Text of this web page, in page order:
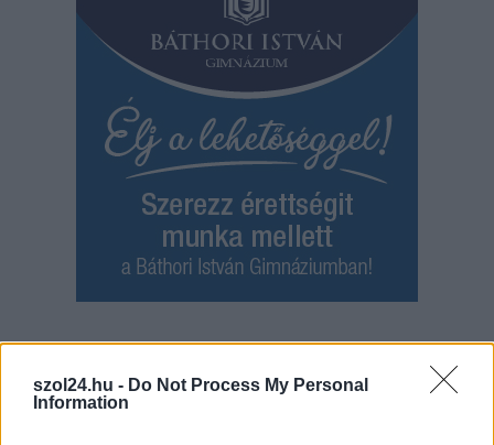
szol24.hu - Do Not Process My Personal
Information
Adja meg keresztnevét: